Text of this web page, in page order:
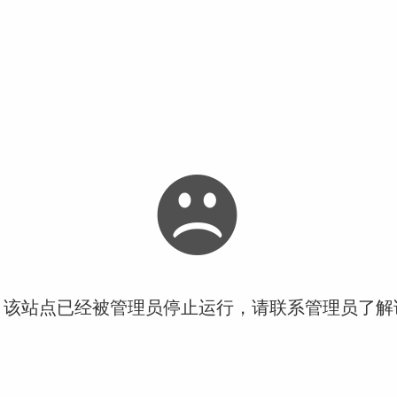
站点已经被管理员停止运行，请联系管理员了